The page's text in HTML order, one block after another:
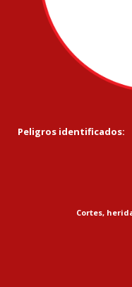
Peligros identificados:
Cortes,